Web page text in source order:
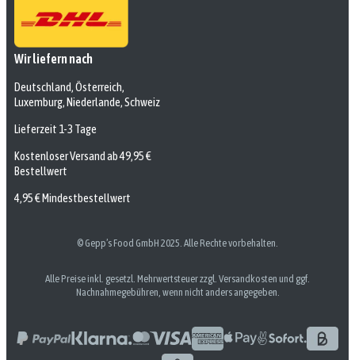
Wir liefern nach
Deutschland, Österreich,
Luxemburg, Niederlande, Schweiz
Lieferzeit 1-3 Tage
Kostenloser Versand ab 49,95 €
Bestellwert
4,95 € Mindestbestellwert
© Gepp’s Food GmbH 2025. Alle Rechte vorbehalten.
Alle Preise inkl. gesetzl. Mehrwertsteuer zzgl. Versandkosten und ggf.
Nachnahmegebühren, wenn nicht anders angegeben.